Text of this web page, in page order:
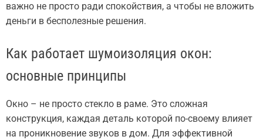
важно не просто ради спокойствия, а чтобы не вложить
деньги в бесполезные решения.
Как работает шумоизоляция окон:
основные принципы
Окно – не просто стекло в раме. Это сложная
конструкция, каждая деталь которой по-своему влияет
на проникновение звуков в дом. Для эффективной